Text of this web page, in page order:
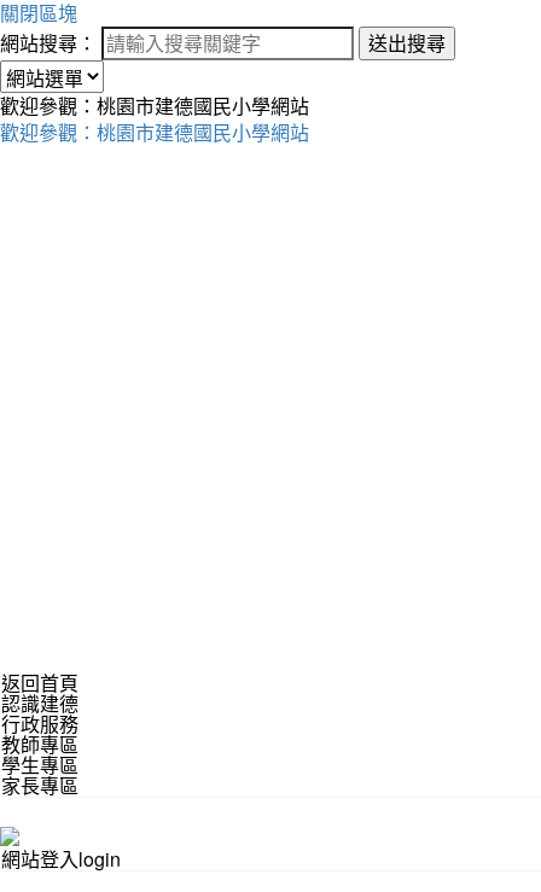
關閉區塊
網站搜尋：
送出搜尋
歡迎參觀：桃園市建德國民小學網站
歡迎參觀：桃園市建德國民小學網站
返回首頁
認識建德
行政服務
教師專區
學生專區
家長專區
網站登入login